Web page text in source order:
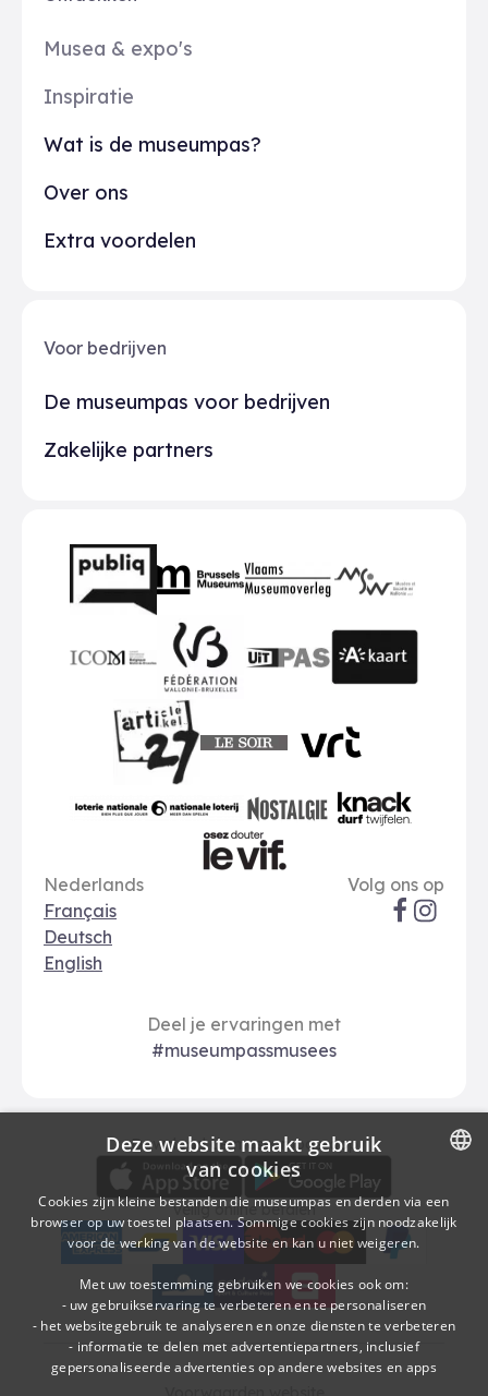
Musea & expo's
Inspiratie
Wat is de museumpas?
Over ons
Extra voordelen
Voor bedrijven
De museumpas voor bedrijven
Zakelijke partners
Partners
FWB
Art 27
Nostalgie
Taal opties
Nederlands
Français
Deutsch
English
Sociale
Volg ons op
Deel je ervaringen met
#museumpassmusees
Download
Download de museumpas-app
Betalingsopties
Veilig online betalen
American Express
bancontact
visa
Edenred
mc
paypal
kbc
Sodexo Cultuurcheques
belfius
DUTCH
FRENCH
Deze website maakt gebruik
van cookies
Cookies zijn kleine bestanden die museumpas en derden via een
browser op uw toestel plaatsen. Sommige cookies zijn noodzakelijk
voor de werking van de website en kan u niet weigeren.
Met uw toestemming gebruiken we cookies ook om:
- uw gebruikservaring te verbeteren en te personaliseren
- het websitegebruik te analyseren en onze diensten te verbeteren
- informatie te delen met advertentiepartners, inclusief
gepersonaliseerde advertenties op andere websites en apps